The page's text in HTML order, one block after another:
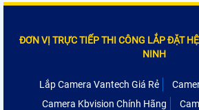
ĐƠN VỊ TRỰC TIẾP THI CÔNG LẮP ĐẶT
NINH
Lắp Camera Vantech Giá Rẻ
Camera Kbvision Chính Hãng